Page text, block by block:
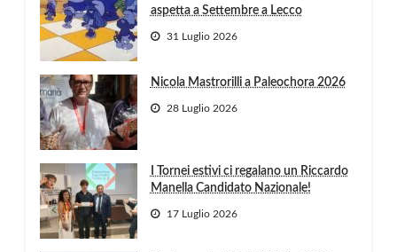
aspetta a Settembre a Lecco
31 Luglio 2026
Nicola Mastrorilli a Paleochora 2026
28 Luglio 2026
I Tornei estivi ci regalano un Riccardo
Manella Candidato Nazionale!
17 Luglio 2026